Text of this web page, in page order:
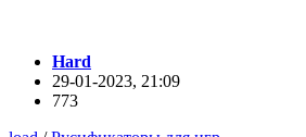
Hard
29-01-2023, 21:09
773